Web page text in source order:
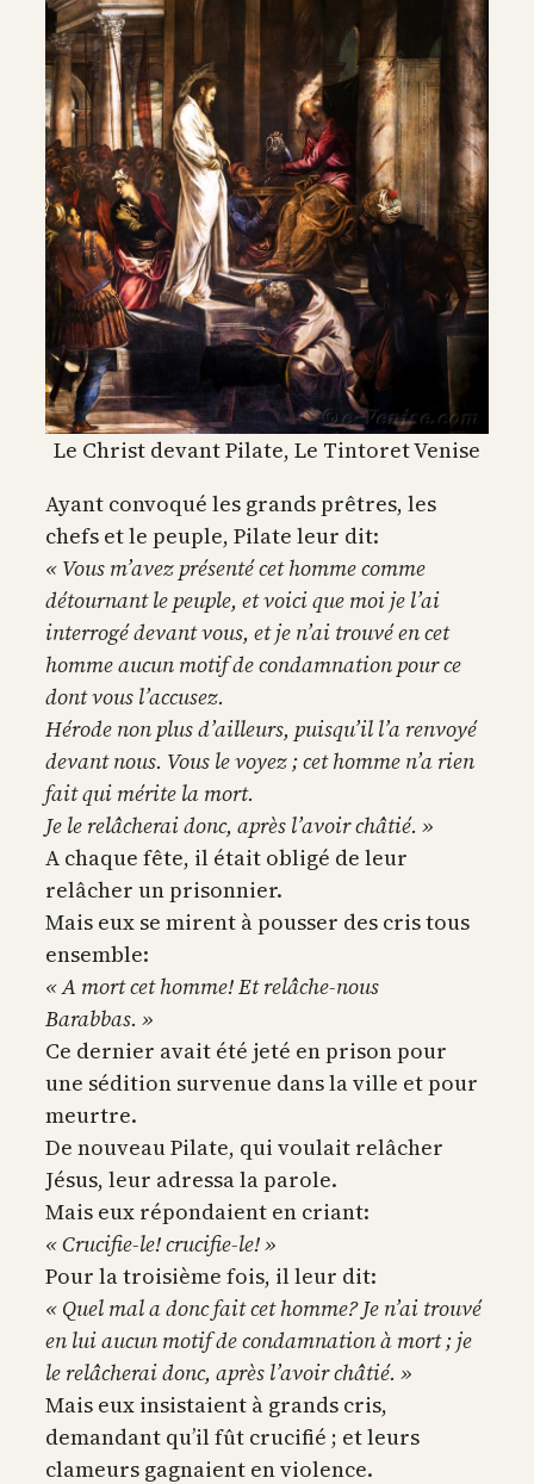
Le Christ devant Pilate, Le Tintoret Venise
Ayant convoqué les grands prêtres, les
chefs et le peuple, Pilate leur dit:
« Vous m’avez présenté cet homme comme
détournant le peuple, et voici que moi je l’ai
interrogé devant vous, et je n’ai trouvé en cet
homme aucun motif de condamnation pour ce
dont vous l’accusez.
Hérode non plus d’ailleurs, puisqu’il l’a renvoyé
devant nous. Vous le voyez ; cet homme n’a rien
fait qui mérite la mort.
Je le relâcherai donc, après l’avoir châtié. »
A chaque fête, il était obligé de leur
relâcher un prisonnier.
Mais eux se mirent à pousser des cris tous
ensemble:
« A mort cet homme! Et relâche-nous
Barabbas. »
Ce dernier avait été jeté en prison pour
une sédition survenue dans la ville et pour
meurtre.
De nouveau Pilate, qui voulait relâcher
Jésus, leur adressa la parole.
Mais eux répondaient en criant:
« Crucifie-le! crucifie-le! »
Pour la troisième fois, il leur dit:
« Quel mal a donc fait cet homme? Je n’ai trouvé
en lui aucun motif de condamnation à mort ; je
le relâcherai donc, après l’avoir châtié. »
Mais eux insistaient à grands cris,
demandant qu’il fût crucifié ; et leurs
clameurs gagnaient en violence.